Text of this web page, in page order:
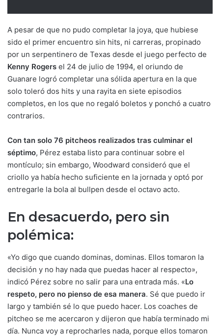
A pesar de que no pudo completar la joya, que hubiese
sido el primer encuentro sin hits, ni carreras, propinado
por un serpentinero de Texas desde el juego perfecto de
Kenny Rogers el 24 de julio de 1994, el oriundo de
Guanare logró completar una sólida apertura en la que
solo toleró dos hits y una rayita en siete episodios
completos, en los que no regaló boletos y ponchó a cuatro
contrarios.
Con tan solo 76 pitcheos realizados tras culminar el
séptimo, Pérez estaba listo para continuar sobre el
montículo; sin embargo, Woodward consideró que el
criollo ya había hecho suficiente en la jornada y optó por
entregarle la bola al bullpen desde el octavo acto.
En desacuerdo, pero sin
polémica:
«Yo digo que cuando dominas, dominas. Ellos tomaron la
decisión y no hay nada que puedas hacer al respecto»,
indicó Pérez sobre no salir para una entrada más. «Lo
respeto, pero no pienso de esa manera. Sé que puedo ir
largo y también sé lo que puedo hacer. Los coaches de
pitcheo se me acercaron y dijeron que había terminado mi
día. Nunca voy a reprocharles nada, porque ellos tomaron